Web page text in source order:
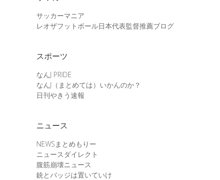
サッカーマニア
レオザフットボール日本代表監督推薦ブログ
スポーツ
なんJ PRIDE
なんJ（まとめては）いかんのか？
日刊やきう速報
ニュース
NEWSまとめもりー
ニュースダイレクト
腹筋崩壊ニュース
銃とバッジは置いていけ